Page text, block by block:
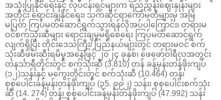
အသုံးပြုနိုင်ရေးနှင့် လုပ်ငန်းရှင်များက ရည်ညွှန်းဈေးနှုန်းများ
အတိုင်း ရောင်းချနိုင်ရေး၊ သက်ဆိုင်ရာကော်မတီများမှ အမြဲ
မပြတ် ကြပ်မတ်ဆောင်ရွက်သွားရန်လိုအပ်ပါကြောင်း၊ တရားမ
ဝင်စက်သုံးဆီများ ရောင်းချမှုမရှိစေရေး ကြပ်မတ်ဆောင်ရွက်
လျက်ရှိပြီး တိုင်းဒေသကြီး/ ပြည်နယ်များတွင် တရားမဝင် စက်
သုံးဆီဖမ်းဆီးရမိမှုအနေဖြင့် ၂၀၂၄ ခုနှစ်၊ ဖေဖော်ဝါရီလအတွင်း
တနင်္သာရီတိုင်းတွင် စက်သုံးဆီ (3.810) တန် ခန့်မှန်းတန်ဖိုးကျပ်
(၁၂)သန်းနှင့် မကွေးတိုင်းတွင် စက်သုံးဆီ (10.464) တန်၊
စုစုပေါင်းခန့်မှန်းတန်ဖိုးကျပ် (၃5. ၉၉၂) သန်း၊ စုစုပေါင်းစက်သုံး
ဆီ (14. 274) တန်၊ စုစုပေါင်းခန့်မှန်းတန်ဖိုးကျပ် (47.992) သန်း